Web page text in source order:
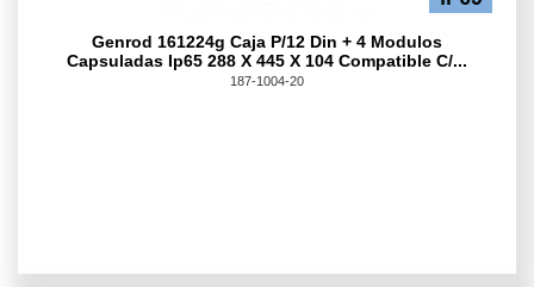
Genrod 161224g Caja P/12 Din + 4 Modulos
Capsuladas Ip65 288 X 445 X 104 Compatible C/...
187-1004-20